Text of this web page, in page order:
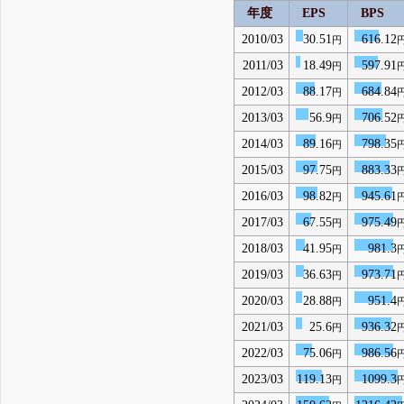
年度 EPS
BPS
2010/03
30.51 円 616.12
2011/03 18.49円 597.91
2012/03 88.17円 684.84
2013/03 56.9円 706.52
2014/03 89.16円 798.35
2015/03 97.75円 883.33
2016/03 98.82円 945.61
2017/03 67.55円 975.49
2018/03 41.95円 981.3
2019/03 36.63円 973.71
2020/03 28.88円 951.4
2021/03 25.6円 936.32
2022/03 75.06円 986.56
2023/03 119.13円 1099.3